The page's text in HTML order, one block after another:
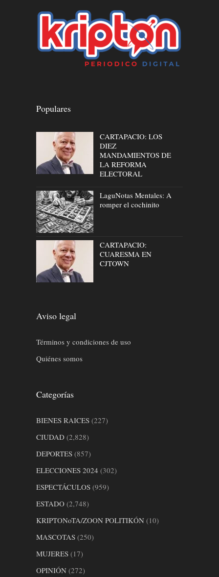
Populares
CARTAPACIO: LOS
DIEZ
MANDAMIENTOS DE
LA REFORMA
ELECTORAL
LaguNotas Mentales: A
romper el cochinito
CARTAPACIO:
CUARESMA EN
CJTOWN
Aviso legal
Términos y condiciones de uso
Quiénes somos
Categorías
BIENES RAICES (227)
CIUDAD (2,828)
DEPORTES (857)
ELECCIONES 2024 (302)
ESPECTÁCULOS (959)
ESTADO (2,748)
KRIPTONoTA/ZOON POLITIKÓN (10)
MASCOTAS (250)
MUJERES (17)
OPINIÓN (272)